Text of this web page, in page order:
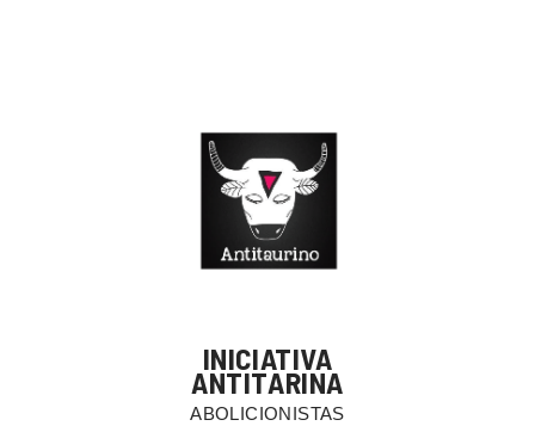
INICIATIVA
ANTITARINA
ABOLICIONISTAS